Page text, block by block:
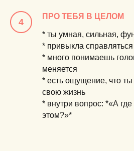
ПРО ТЕБЯ В ЦЕЛОМ
* ты умная, сильная,
* привыкла
* много понимаешь
меняется
* есть ощущение, что
свою жизнь
* внутри вопрос: *«А
этом?»*